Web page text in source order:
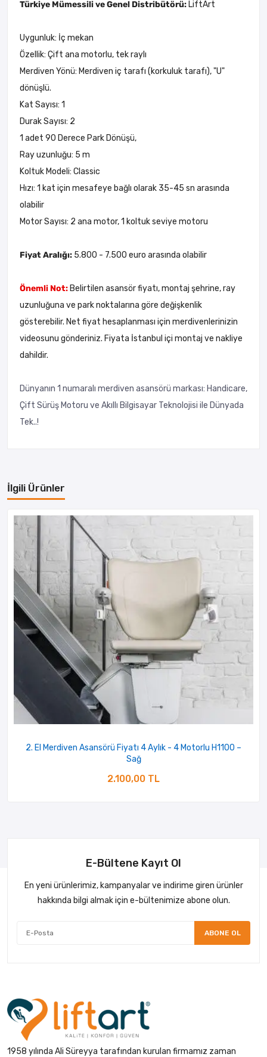
Türkiye Mümessili ve Genel Distribütörü: LiftArt
Uygunluk: İç mekan
Özellik: Çift ana motorlu, tek raylı
Merdiven Yönü: Merdiven iç tarafı (korkuluk tarafı), "U"
dönüşlü.
Kat Sayısı: 1
Durak Sayısı: 2
1 adet 90 Derece Park Dönüşü,
Ray uzunluğu: 5 m
Koltuk Modeli: Classic
Hızı: 1 kat için mesafeye bağlı olarak 35-45 sn arasında
olabilir
Motor Sayısı: 2 ana motor, 1 koltuk seviye motoru
Fiyat Aralığı: 5.800 - 7.500 euro arasında olabilir
Önemli Not: Belirtilen asansör fiyatı, montaj şehrine, ray
uzunluğuna ve park noktalarına göre değişkenlik
gösterebilir. Net fiyat hesaplanması için merdivenlerinizin
videosunu gönderiniz. Fiyata İstanbul içi montaj ve nakliye
dahildir.
Dünyanın 1 numaralı merdiven asansörü markası: Handicare,
Çift Sürüş Motoru ve Akıllı Bilgisayar Teknolojisi ile Dünyada
Tek..!
İlgili Ürünler
2. El Merdiven Asansörü Fiyatı 4 Aylık - 4 Motorlu H1100 –
Sağ
2.100,00 TL
E-Bültene Kayıt Ol
En yeni ürünlerimiz, kampanyalar ve indirime giren ürünler
hakkında bilgi almak için e-bültenimize abone olun.
ABONE OL
1958 yılında Ali Süreyya tarafından kurulan firmamız zaman